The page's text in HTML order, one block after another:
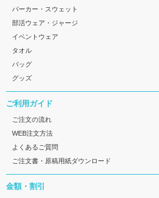
パーカー・スウェット
部活ウェア・ジャージ
イベントウェア
タオル
バッグ
グッズ
ご利用ガイド
ご注文の流れ
WEB注文方法
よくあるご質問
ご注文書・原稿用紙ダウンロード
金額・割引